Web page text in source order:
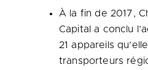
À la fin de 2017,
Capital a conclu
21 appareils
transporteurs